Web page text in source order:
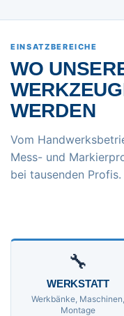
EINSATZBEREICHE
WO
WERDEN
Vom
Mess- und
bei tausenden Profis.
🔧
WERKSTATT
Werkbänke, Maschinen,
Montage